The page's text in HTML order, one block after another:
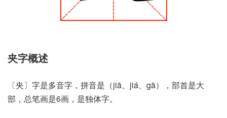
夹字概述
〔夹〕字是多音字，拼音是（jiā、jiá、gā），部首是大
部，总笔画是6画，是独体字。